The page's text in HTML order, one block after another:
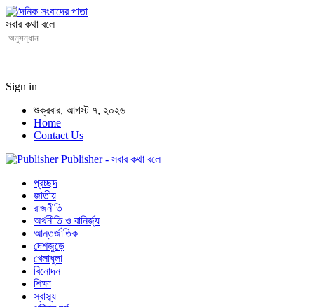
সবার কথা বলে
Sign in
শুক্রবার, আগস্ট ৭, ২০২৬
Home
Contact Us
Publisher - সবার কথা বলে
প্রচ্ছদ
জাতীয়
রাজনীতি
অর্থনীতি ও বানির্জ্য
আন্তর্জাতিক
দেশজুড়ে
খেলাধুলা
বিনোদন
শিক্ষা
স্বাস্থ্য